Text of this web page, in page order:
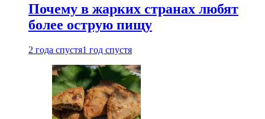
Почему в жарких странах любят
более острую пищу
2 года спустя1 год спустя